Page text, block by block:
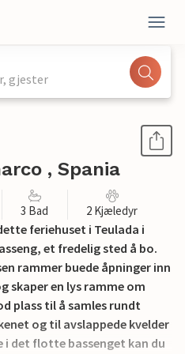
gjester
, Spania
3 Bad 2 Kjæledyr
feriehuset i Teulada i
et fredelig sted å bo.
rammer buede åpninger inn
skaper en lys ramme om
plass til å samles rundt
og til avslappede kvelder
i det flotte bassenget kan du